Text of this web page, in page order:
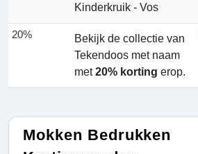
Kinderkruik - Vos
20%
Bekijk de collectie van
Tekendoos met naam
met20% korting erop.
Mokken Bedrukken